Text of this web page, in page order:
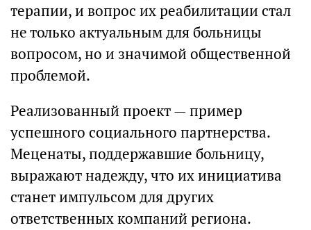
терапии, и вопрос их реабилитации стал
не только актуальным для больницы
вопросом, но и значимой общественной
проблемой.
Реализованный проект — пример
успешного социального партнерства.
Меценаты, поддержавшие больницу,
выражают надежду, что их инициатива
станет импульсом для других
ответственных компаний региона.